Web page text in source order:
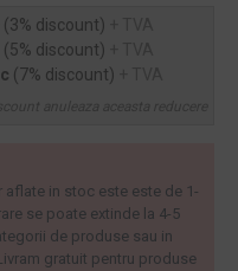
(3% discount)
(5% discount)
(7% discount)
aflate in stoc este este de 1-
se poate extinde la 4-5
de produse sau in
gratuit pentru produse